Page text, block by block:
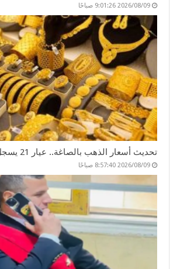
2026/08/09 9:01:26 صباحًا
تحديث أسعار الذهب بالصاغة.. عيار 21 يسجل 6095 جنيهاً للشراء
2026/08/09 8:57:40 صباحًا